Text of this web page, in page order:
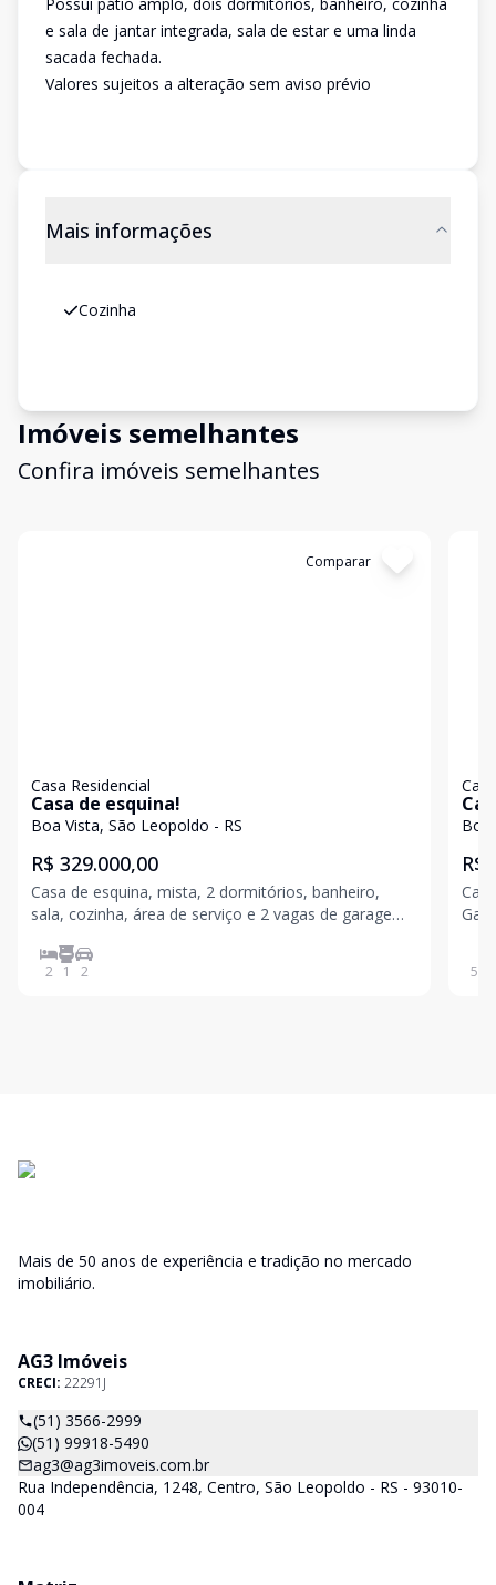
e sala de jantar integrada, sala de estar e uma linda
sacada fechada.
Valores sujeitos a alteração sem aviso prévio
Mais informações
Cozinha
Imóveis semelhantes
Confira imóveis semelhantes
Comparar
Casa Residencial
Casa de esquina!
Boa Vista, São Leopoldo - RS
R$ 329.000,00
Casa de esquina, mista, 2 dormitórios, banheiro,
sala, cozinha, área de serviço e 2 vagas de garagem.
ascensão habitacional e comercial. Venha conhecer
essa oportunidade de ser seu novo lar, agende a
2 1 2
Boa
R$
Garden
52
Mais de 50 anos de experiência e tradição no mercado
imobiliário.
AG3 Imóveis
CRECI: 22291J
(51) 3566-2999
(51) 99918-5490
ag3@ag3imoveis.com.br
Rua Independência, 1248, Centro, São Leopoldo - RS - 93010-
004